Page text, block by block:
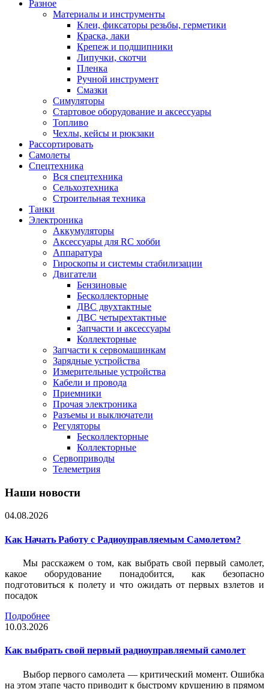
Разное
Материалы и инструменты
Клеи, фиксаторы резьбы, герметики
Краска, лаки
Крепеж и подшипники
Липучки, скотчи
Пленка
Ручной инструмент
Смазки
Симуляторы
Стартовое оборудование и аксессуары
Топливо
Чехлы, кейсы и рюкзаки
Рассортировать
Самолеты
Спецтехника
Вся спецтехника
Сельхозтехника
Строительная техника
Танки
Электроника
Аккумуляторы
Аксессуары для RC хобби
Аппаратура
Гироскопы и системы стабилизации
Двигатели
Бензиновые
Бесколлекторные
ДВС двухтактные
ДВС четырехтактные
Запчасти и аксессуары
Коллекторные
Запчасти к сервомашинкам
Зарядные устройства
Измерительные устройства
Кабели и провода
Приемники
Прочая электроника
Разъемы и выключатели
Регуляторы
Бесколлекторные
Коллекторные
Сервоприводы
Телеметрия
Наши новости
04.08.2026
Как Начать Работу с Радиоуправляемым Самолетом?
Мы расскажем о том, как выбрать свой первый самолет,
какое оборудование понадобится, как безопасно
подготовиться к полету и что ожидать от первых взлетов и
посадок
Подробнее
10.03.2026
Как выбрать свой первый радиоуправляемый самолет
Выбор первого самолета — критический момент. Ошибка
на этом этапе часто приводит к быстрому крушению в прямом